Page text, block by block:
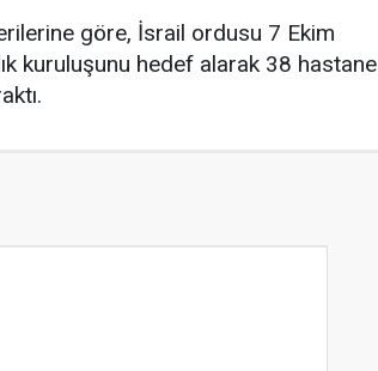
göre, İsrail ordusu 7 Ekim
kuruluşunu hedef alarak 38 hastane